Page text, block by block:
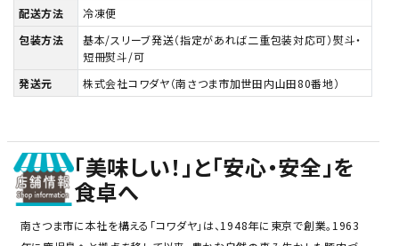
配送方法
冷凍便
包装方法
基本/スリーブ発送（指定があれば二重包装対応可）熨斗・
短冊熨斗/可
発送元
株式会社コワダヤ（南さつま市加世田内山田80番地）
「美味しい！」と「安心・安全」を
食卓へ
南さつま市に本社を構える「コワダヤ」は、1948年に東京で創業。1963